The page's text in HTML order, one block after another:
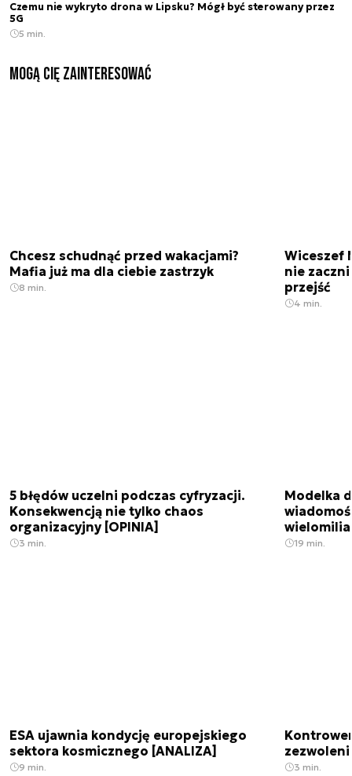
Czemu nie wykryto drona w Lipsku? Mógł być sterowany przez
5G
5 min.
Mogą Cię zainteresować
Chcesz schudnąć przed wakacjami?
Mafia już ma dla ciebie zastrzyk
8 min.
Wiceszef
nie
przejść
4 min.
5 błędów uczelni podczas cyfryzacji.
Konsekwencją nie tylko chaos
organizacyjny [OPINIA]
3 min.
Modelka
19 min.
ESA ujawnia kondycję europejskiego
sektora kosmicznego [ANALIZA]
9 min. 3 min.